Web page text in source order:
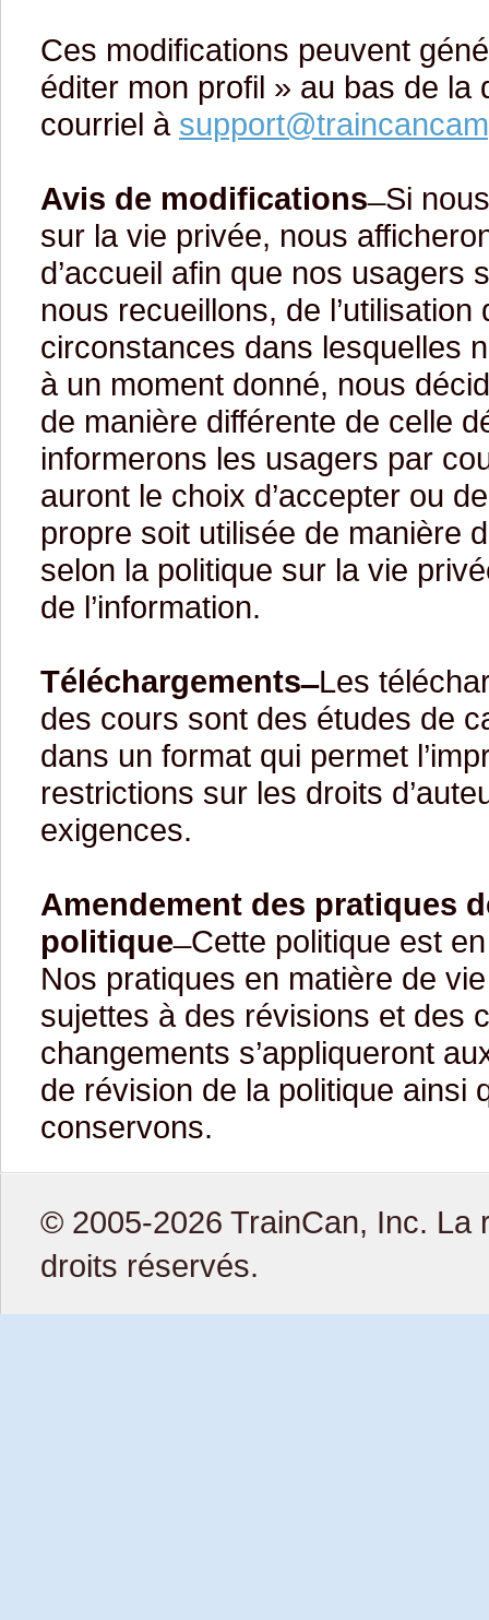
Ces modifications peuvent
éditer mon profil » au bas de
courriel à
Avis de modifications Si
sur la vie privée, nous
d’accueil afin que nos usagers
nous recueillons, de
circonstances dans lesquelles
à un moment donné, nous
de manière différente de celle
informerons les usagers par
auront le choix d’accepter ou
propre soit utilisée de manière
selon la politique sur la vie
de l’information.
Téléchargements ̶Les
des cours sont des études de
dans un format qui permet
restrictions sur les droits
exigences.
Amendement des pratiques
politique Cette politique est
Nos pratiques en matière de
sujettes à des révisions et des
changements s’appliqueront
de révision de la politique ainsi
conservons.
© 2005-2026 TrainCan, Inc. La
droits réservés.